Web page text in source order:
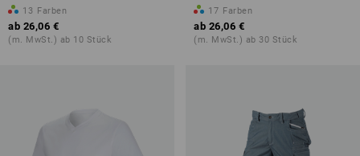
13 Farben
ab 26,06 €
(m. MwSt.) ab 10 Stück
17 Farben
ab 26,06 €
(m. MwSt.) ab 30 Stück